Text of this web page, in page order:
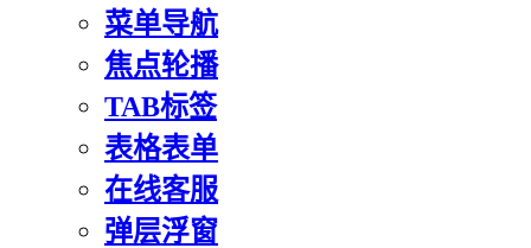
菜单导航
焦点轮播
TAB标签
表格表单
在线客服
弹层浮窗